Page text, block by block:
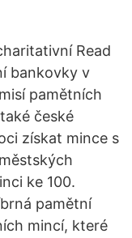
Read
bankovky v
pamětních
české
získat mince s
ke 100.
pamětní
mincí, které